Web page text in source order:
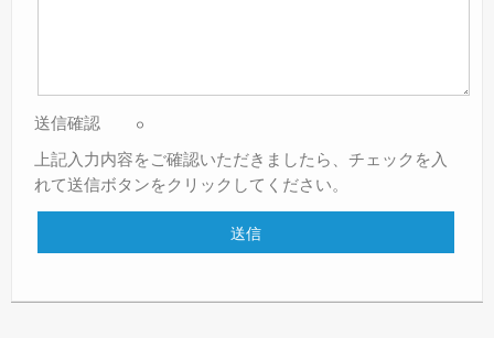
送信確認
上記入力内容をご確認いただきましたら、チェックを入
れて送信ボタンをクリックしてください。